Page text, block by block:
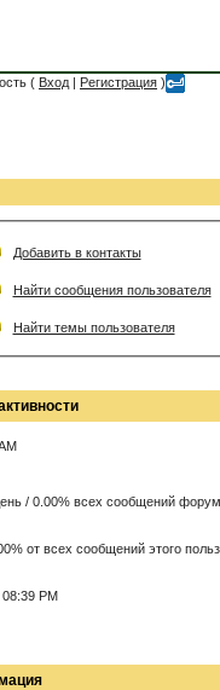
( Вход | Регистрация )
Добавить в контакты
Найти сообщения пользователя
Найти темы пользователя
/ 0.00% всех сообщений
от всех сообщений этого
PM